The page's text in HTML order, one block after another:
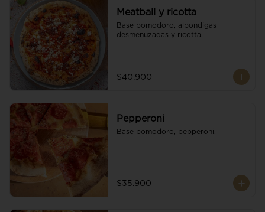
Meatball y ricotta
Base pomodoro, albondigas
desmenuzadas y ricotta.
$40.900
Pepperoni
Base pomodoro, pepperoni.
$35.900